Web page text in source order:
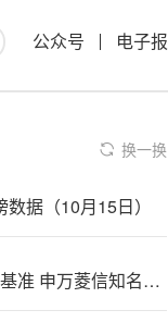
公众号 电子报
换一换
据（10月15日）
两只!产‘品’跑输基准 申万菱信知名基金经理贾成东策略引争议